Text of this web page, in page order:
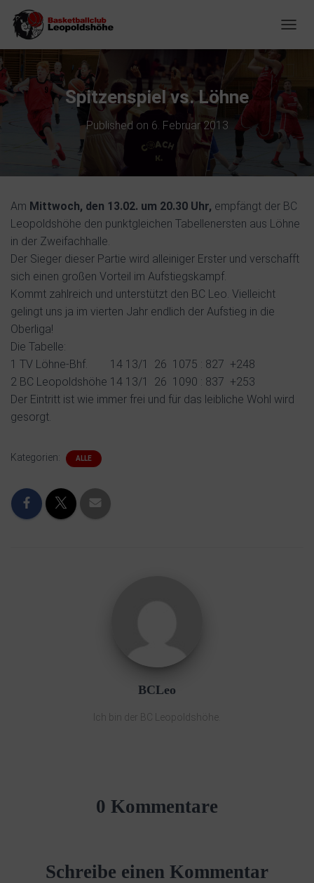
Spitzenspiel vs. Löhne
Published on 6. Februar 2013
Am Mittwoch, den 13.02. um 20.30 Uhr, empfängt der BC
Leopoldshöhe den punktgleichen Tabellenersten aus Löhne
in der Zweifachhalle.
Der Sieger dieser Partie wird alleiniger Erster und verschafft
sich einen großen Vorteil im Aufstiegskampf.
Kommt zahlreich und unterstützt den BC Leo. Vielleicht
gelingt uns ja im vierten Jahr endlich der Aufstieg in die
Oberliga!
Die Tabelle:
1 TV Löhne-Bhf. 14 13/1 26 1075 : 827 +248
2 BC Leopoldshöhe 14 13/1 26 1090 : 837 +253
Der Eintritt ist wie immer frei und für das leibliche Wohl wird
gesorgt.
Kategorien: ALLE
BCLeo
Ich bin der BC Leopoldshöhe.
0 Kommentare
Schreibe einen Kommentar